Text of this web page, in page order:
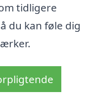
tidligere
du kan føle dig